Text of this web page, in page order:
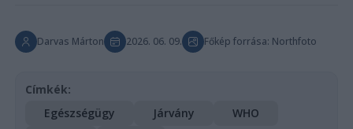
Darvas Márton 2026. 06. 09. Főkép forrása: Northfoto
Címkék:
Egészségügy
Járvány
WHO